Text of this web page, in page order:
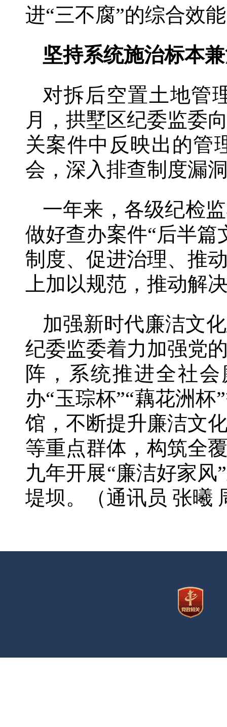
进“三不腐”的综合效
坚持系统施治标本
对拆后空置土地管
月，拱墅区纪委监委
关案件中反映出的管
会，深入排查制度漏
一年来，各级纪检
做好查办案件“后半
制度、促进治理、推
上加以规范，推动解
加强新时代廉洁文
纪委监委着力加强党
阵，系统推进全社
办“玉琮杯”“藕花洲
馆，不断提升廉洁文
等重点群体，构筑全
九年开展“廉洁好家
堤坝。
（通讯员 张曦